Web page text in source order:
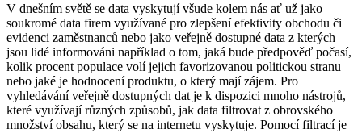
V dnešním světě se data vyskytují všude kolem nás ať už jako
soukromé data firem využívané pro zlepšení efektivity obchodu či
evidenci zaměstnanců nebo jako veřejně dostupné data z kterých
jsou lidé informováni například o tom, jaká bude předpověď počasí,
kolik procent populace volí jejich favorizovanou politickou stranu
nebo jaké je hodnocení produktu, o který mají zájem. Pro
vyhledávání veřejně dostupných dat je k dispozici mnoho nástrojů,
které využívají různých způsobů, jak data filtrovat z obrovského
množství obsahu, který se na internetu vyskytuje. Pomocí filtrací je